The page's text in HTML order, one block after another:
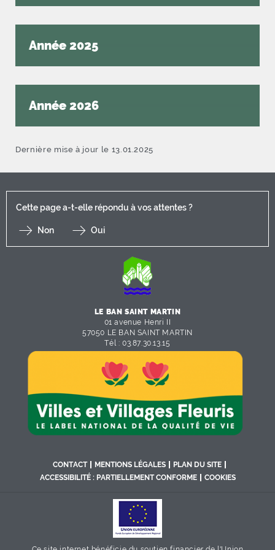
Année 2025
Année 2026
Dernière mise à jour le 13.01.2025
Cette page a-t-elle répondu à vos attentes ?
Non Oui
LE BAN SAINT MARTIN
01 avenue Henri II
57050 LE BAN SAINT MARTIN
Tél :03.87.30.13.15
CONTACT MENTIONS LÉGALES
PLAN DU SITE
ACCESSIBILITÉ : PARTIELLEMENT CONFORME
COOKIES